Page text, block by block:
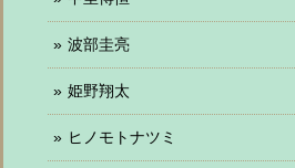
波部圭亮
姫野翔太
ヒノモトナツミ